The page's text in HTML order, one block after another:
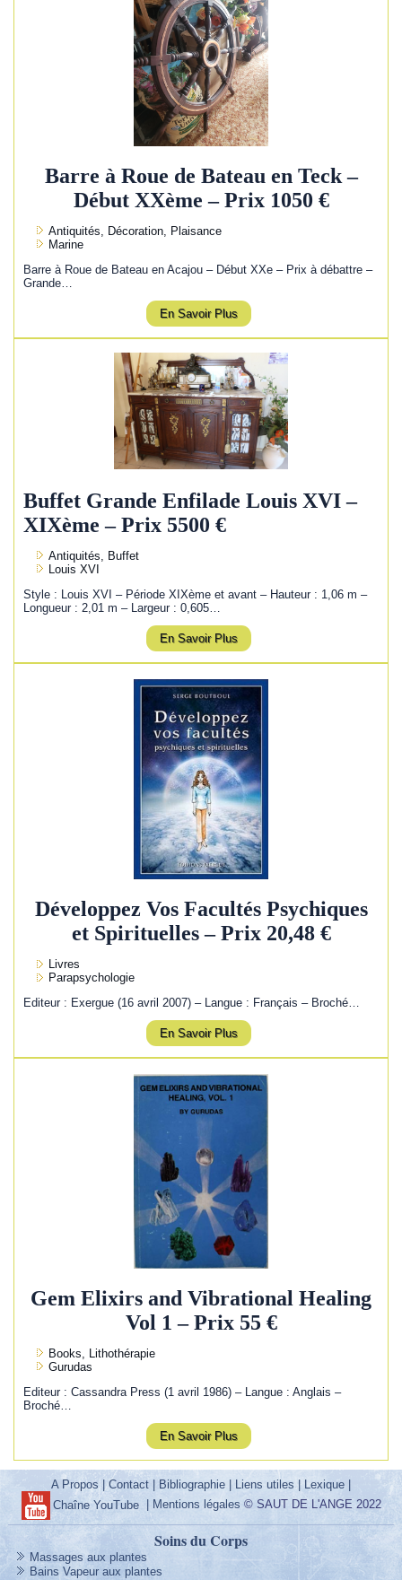
Barre à Roue de Bateau en Teck –
Début XXème – Prix 1050 €
Antiquités, Décoration, Plaisance
Marine
Barre à Roue de Bateau en Acajou – Début XXe – Prix à débattre –
Grande…
En Savoir Plus
Buffet Grande Enfilade Louis XVI –
XIXème – Prix 5500 €
Antiquités, Buffet
Louis XVI
Style : Louis XVI – Période XIXème et avant – Hauteur : 1,06 m –
Longueur : 2,01 m – Largeur : 0,605…
En Savoir Plus
Développez Vos Facultés Psychiques
et Spirituelles – Prix 20,48 €
Livres
Parapsychologie
Editeur : Exergue (16 avril 2007) – Langue : Français – Broché…
En Savoir Plus
Gem Elixirs and Vibrational Healing
Vol 1 – Prix 55 €
Books, Lithothérapie
Gurudas
Editeur : Cassandra Press (1 avril 1986) – Langue : Anglais –
Broché…
En Savoir Plus
A Propos |Contact | Bibliographie | Liens utiles| Lexique |
Chaîne YouTube| Mentions légales © SAUT DE L'ANGE 2022
Soins du Corps
Massages aux plantes
Bains Vapeur aux plantes